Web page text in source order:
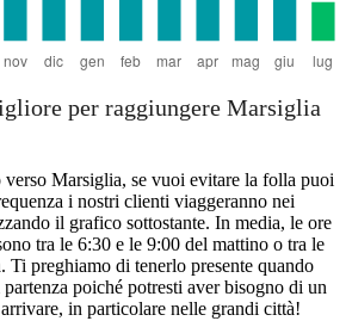
per raggiungere Marsiglia
Marsiglia, se vuoi evitare la folla puoi
i nostri clienti viaggeranno nei
il grafico sottostante. In media, le ore
tra le 6:30 e le 9:00 del mattino o tra le
Ti preghiamo di tenerlo presente quando
poiché potresti aver bisogno di un
in particolare nelle grandi città!